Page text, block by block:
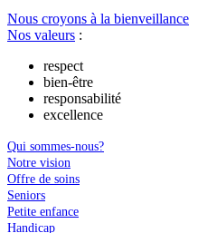
Nous croyons à la bienveillance
Nos valeurs :
respect
bien-être
responsabilité
excellence
Qui sommes-nous?
Notre vision
Offre de soins
Seniors
Petite enfance
Handicap